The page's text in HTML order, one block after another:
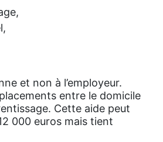
et non à l’employeur.
entre le domicile
Cette aide peut
000 euros mais tient